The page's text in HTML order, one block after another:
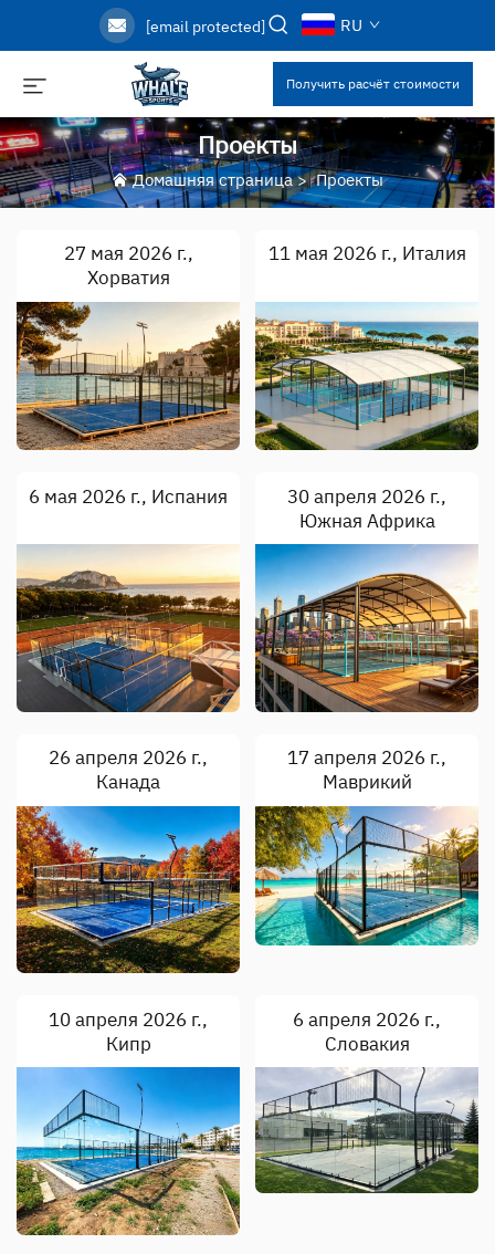
[email protected] RU
Получить расчёт стоимости
Проекты
Домашняя страница>Проекты
27 мая 2026 г.,
Хорватия
11 мая 2026 г., Италия
6 мая 2026 г., Испания
30 апреля 2026 г.,
Южная Африка
26 апреля 2026 г.,
Канада
17 апреля 2026 г.,
Маврикий
10 апреля 2026 г.,
Кипр
6 апреля 2026 г.,
Словакия